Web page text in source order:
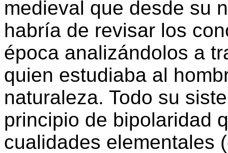
medieval que desde su
habría de revisar los
época analizándolos a
quien estudiaba al
naturaleza. Todo su
principio de bipolaridad
cualidades elementales